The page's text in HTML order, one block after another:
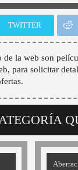
TWITTER
de la web son
para solicitar